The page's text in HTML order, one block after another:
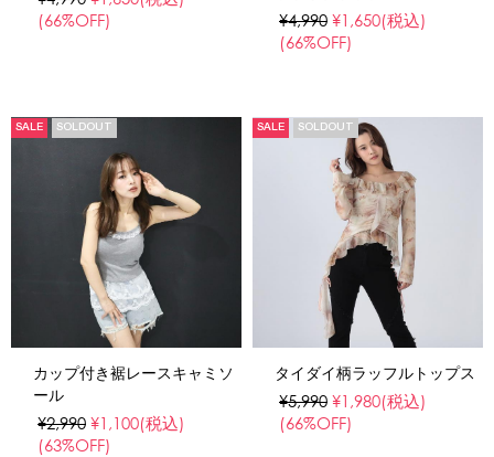
(66%OFF)
¥4,990 ¥1,650(税込)
(66%OFF)
SALE SOLDOUT
カップ付き裾レースキャミソ
ール
¥2,990 ¥1,100(税込)
(63%OFF)
SALE SOLDOUT
タイダイ柄ラッフルトップス
¥5,990 ¥1,980(税込)
(66%OFF)